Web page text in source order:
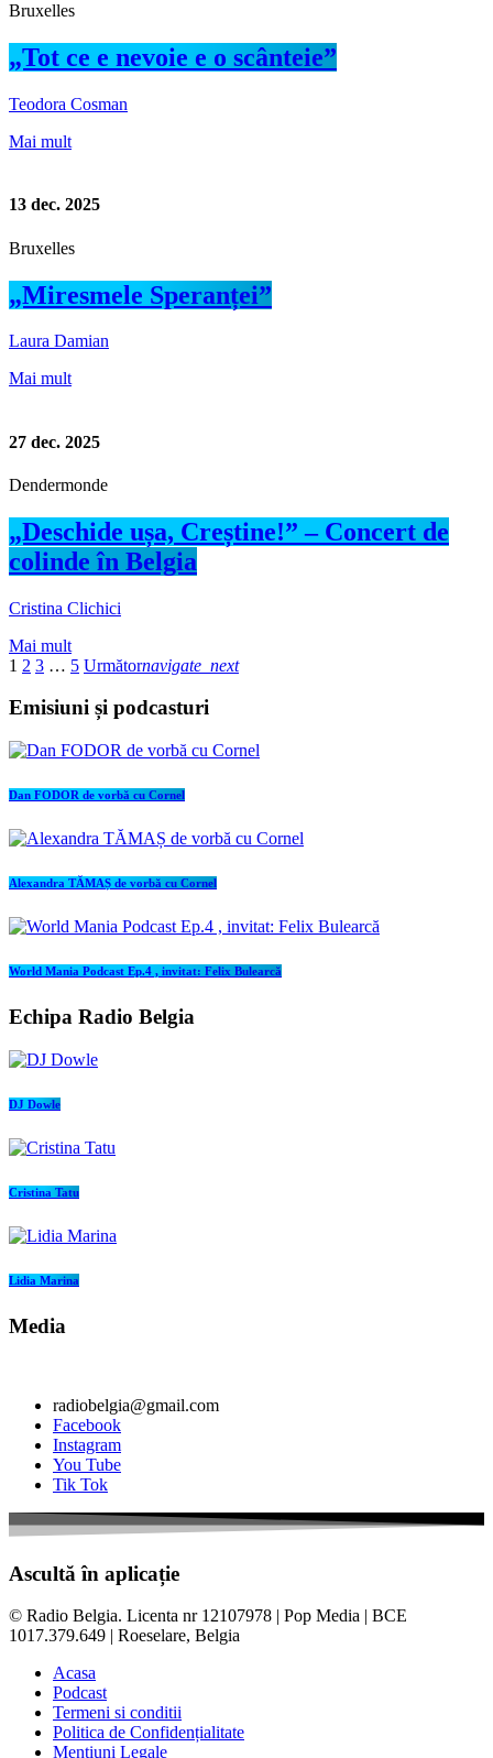
Bruxelles
„Tot ce e nevoie e o scânteie”
Teodora Cosman
Mai mult
13 dec. 2025
Bruxelles
„Miresmele Speranței”
Laura Damian
Mai mult
27 dec. 2025
Dendermonde
„Deschide ușa, Creștine!” – Concert de
colinde în Belgia
Cristina Clichici
Mai mult
1 2 3 … 5 Următornavigate_next
Emisiuni și podcasturi
Dan FODOR de vorbă cu Cornel
Alexandra TĂMAȘ de vorbă cu Cornel
World Mania Podcast Ep.4 , invitat: Felix Bulearcă
Echipa Radio Belgia
DJ Dowle
Cristina Tatu
Lidia Marina
Media
radiobelgia@gmail.com
Facebook
Instagram
You Tube
Tik Tok
Ascultă în aplicație
© Radio Belgia. Licenta nr 12107978 | Pop Media | BCE
1017.379.649 | Roeselare, Belgia
Acasa
Podcast
Termeni si conditii
Politica de Confidențialitate
Mențiuni Legale